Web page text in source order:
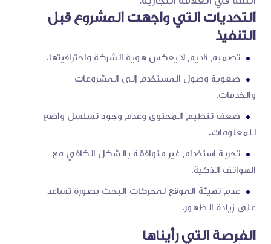
التحديات التي واجهت المشروع قبل
التنفيذ
تصميم قديم لا يعكس هوية الشركة واحترافيتها.
صعوبة وصول المستخدم إلى المشروعات
والخدمات.
ضعف تنظيم المحتوى وعدم وجود تسلسل واضح
للمعلومات.
تجربة استخدام غير متوافقة بالشكل الكافي مع
الهواتف الذكية.
عدم تهيئة الموقع لمحركات البحث بصورة تساعد
على زيادة الظهور.
الفرصة التي رأيناها